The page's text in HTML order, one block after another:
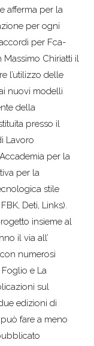
afferma per la
per ogni
per Fca-
Massimo Chiriatti il
l’utilizzo delle
nuovi modelli
della
presso il
Lavoro
per la
per la
stile
Deti, Links).
insieme al
il via all’
numerosi
e La
sul
edizioni di
fare a meno